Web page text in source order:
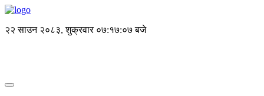
२२ साउन २०८३, शुक्रवार ०७:१७:०७ बजे